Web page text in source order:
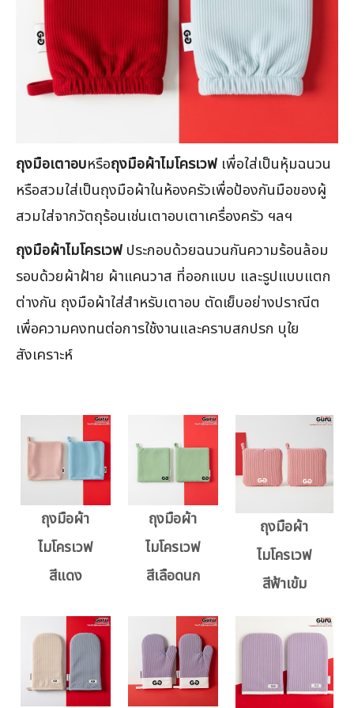
ถุงมือเตาอบหรือถุงมือผ้าไมโครเวฟ เพื่อใส่เป็นหุ้มฉนวน
หรือสวมใส่เป็นถุงมือผ้าในห้องครัวเพื่อป้องกันมือของผู้
สวมใส่จากวัตถุร้อนเช่นเตาอบเตาเครื่องครัว ฯลฯ
ถุงมือผ้าไมโครเวฟ ประกอบด้วยฉนวนกันความร้อนล้อม
รอบด้วยผ้าฝ้าย ผ้าแคนวาส ที่ออกแบบ และรูปแบบแตก
ต่างกัน ถุงมือผ้าใส่สำหรับเตาอบ ตัดเย็บอย่างปราณีต
เพื่อความคงทนต่อการใช้งานและคราบสกปรก บุใย
สังเคราะห์
ถุงมือผ้า
ไมโครเวฟ
สีแดง
ถุงมือผ้า
ไมโครเวฟ
สีเลือดนก
ถุงมือผ้า
ไมโครเวฟ
สีฟ้าเข้ม